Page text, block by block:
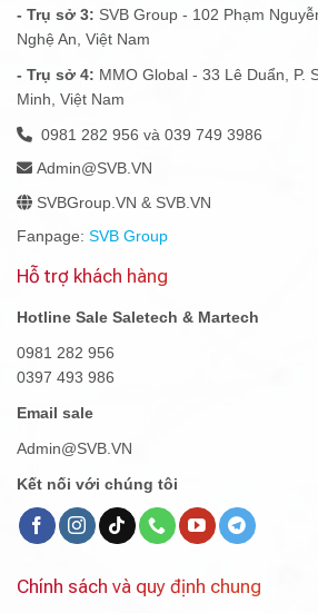
- Trụ sở 3: SVB Group - 102 Phạm
Nghệ An, Việt Nam
- Trụ sở 4: MMO Global - 33 Lê Duẩn, P.
Minh, Việt Nam
0981 282 956 và 039 749 3986
Admin@SVB.VN
SVBGroup.VN & SVB.VN
Fanpage: SVB Group
Hỗ trợ khách hàng
Hotline Sale Saletech & Martech
0981 282 956
0397 493 986
Email sale
Admin@SVB.VN
Kết nối với chúng tôi
Chính sách và quy định chung